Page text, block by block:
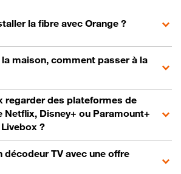
la fibre avec Orange ?
la maison, comment passer à la
regarder des plateformes de
Disney+ ou Paramount+
?
TV avec une offre